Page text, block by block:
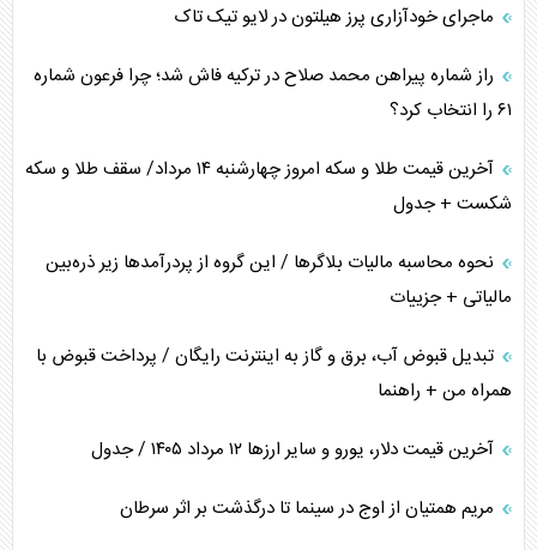
فضای مجازی، چالش تربیتی خانواده‌ها
پیامدهای خطرناک حمله اوکراین به کشتی ایرانی
ماجرای خودآزاری پرز هیلتون در لایو تیک تاک
راز شماره پیراهن محمد صلاح در ترکیه فاش شد؛ چرا فرعون شماره
۶۱ را انتخاب کرد؟
آخرین قیمت طلا و سکه امروز چهارشنبه ۱۴ مرداد/ سقف طلا و سکه
شکست + جدول
نحوه محاسبه مالیات بلاگر‌ها / این گروه از پردرآمد‌ها زیر ذره‌بین
مالیاتی + جزییات
تبدیل قبوض آب، برق و گاز به اینترنت رایگان / پرداخت قبوض با
همراه من + راهنما
آخرین قیمت دلار، یورو و سایر ارز‌ها ۱۲ مرداد ۱۴۰۵ / جدول
مریم همتیان از اوج در سینما تا درگذشت بر اثر سرطان